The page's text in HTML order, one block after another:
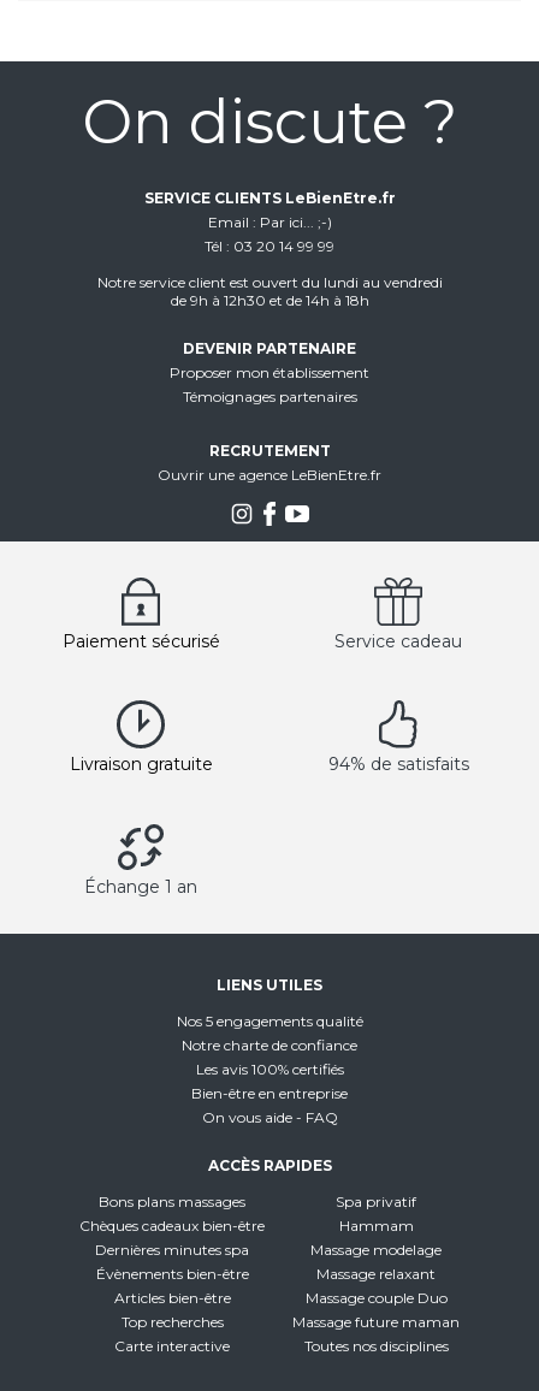
On discute ?
SERVICE CLIENTS LeBienEtre.fr
Email
Par ici... ;-)
Tél
03 20 14 99 99
Notre service client est ouvert du lundi au vendredi
de 9h à 12h30 et de 14h à 18h
DEVENIR PARTENAIRE
Proposer mon établissement
Témoignages partenaires
RECRUTEMENT
Ouvrir une agence LeBienEtre.fr
Paiement sécurisé Service cadeau
Livraison gratuite 94% de satisfaits
Échange 1 an
LIENS UTILES
Nos 5 engagements qualité
Notre charte de confiance
Les avis 100% certifiés
Bien-être en entreprise
On vous aide - FAQ
ACCÈS RAPIDES
Bons plans massages
Chèques cadeaux bien-être
Dernières minutes spa
Évènements bien-être
Articles bien-être
Top recherches
Carte interactive
Spa privatif
Hammam
Massage modelage
Massage relaxant
Massage couple Duo
Massage future maman
Toutes nos disciplines